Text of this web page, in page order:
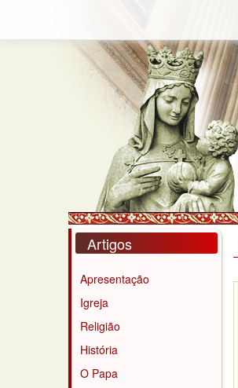
Artigos
Apresentação
Igreja
Religião
História
O Papa